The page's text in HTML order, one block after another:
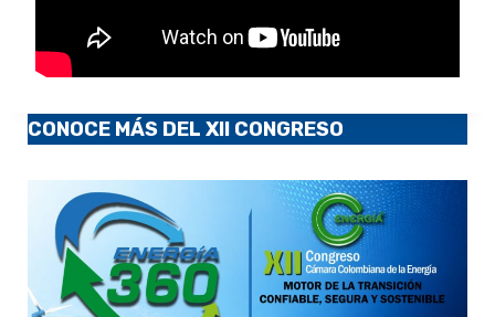
CONOCE MÁS DEL XII CONGRESO